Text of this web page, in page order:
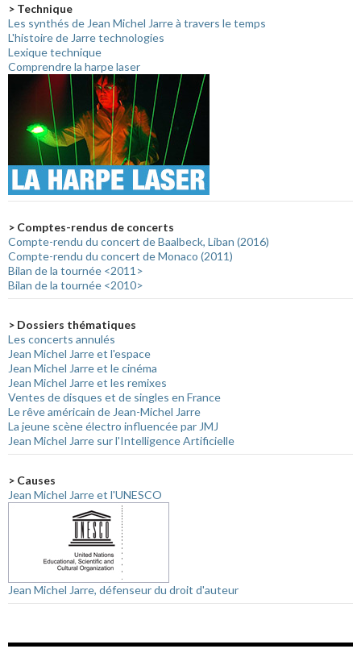
> Technique
Les synthés de Jean Michel Jarre à travers le temps
L'histoire de Jarre technologies
Lexique technique
Comprendre la harpe laser
> Comptes-rendus de concerts
Compte-rendu du concert de Baalbeck, Liban (2016)
Compte-rendu du concert de Monaco (2011)
Bilan de la tournée <2011>
Bilan de la tournée <2010>
> Dossiers thématiques
Les concerts annulés
Jean Michel Jarre et l'espace
Jean Michel Jarre et le cinéma
Jean Michel Jarre et les remixes
Ventes de disques et de singles en France
Le rêve américain de Jean-Michel Jarre
La jeune scène électro influencée par JMJ
Jean Michel Jarre sur l'Intelligence Artificielle
> Causes
Jean Michel Jarre et l'UNESCO
Jean Michel Jarre, défenseur du droit d'auteur